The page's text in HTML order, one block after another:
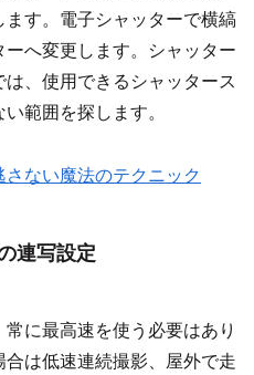
す。電子シャッターで横縞
へ変更します。シャッター
、使用できるシャッタース
範囲を探します。
ない魔法のテクニック
連写設定
に最高速を使う必要はあり
は低速連続撮影、屋外で走